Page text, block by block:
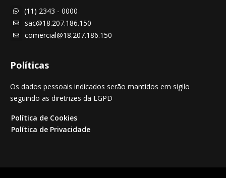
 (11) 2343 - 0000
 sac@18.207.186.150
 comercial@18.207.186.150
Políticas
Os dados pessoais indicados serão mantidos em sigilo
seguindo as diretrizes da LGPD
Política de Cookies
Política de Privacidade